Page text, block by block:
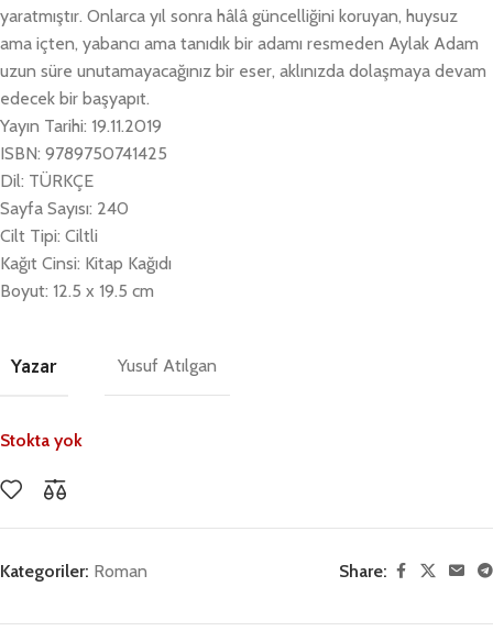
yaratmıştır. Onlarca yıl sonra hâlâ güncelliğini koruyan, huysuz
ama içten, yabancı ama tanıdık bir adamı resmeden Aylak Adam
uzun süre unutamayacağınız bir eser, aklınızda dolaşmaya devam
edecek bir başyapıt.
Yayın Tarihi: 19.11.2019
ISBN: 9789750741425
Dil: TÜRKÇE
Sayfa Sayısı: 240
Cilt Tipi: Ciltli
Kağıt Cinsi: Kitap Kağıdı
Boyut: 12.5 x 19.5 cm
Yazar Yusuf Atılgan
Stokta yok
Kategoriler: Roman Share: